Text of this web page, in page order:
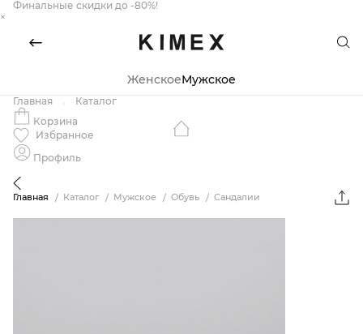
Финальные скидки до -80%!
×
ЖенскоеМужское
Главная
Каталог
Корзина
Избранное
Профиль
Главная Каталог Мужское Обувь Сандалии